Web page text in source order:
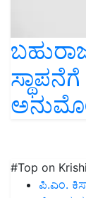
#Top on
ಪಿ.ಎಂ.